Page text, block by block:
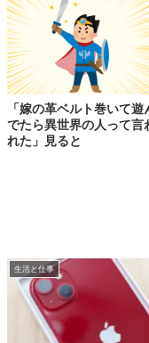
「嫁の革ベルト巻いて遊
でたら異世界の人って言
れた」見ると
生活と仕事